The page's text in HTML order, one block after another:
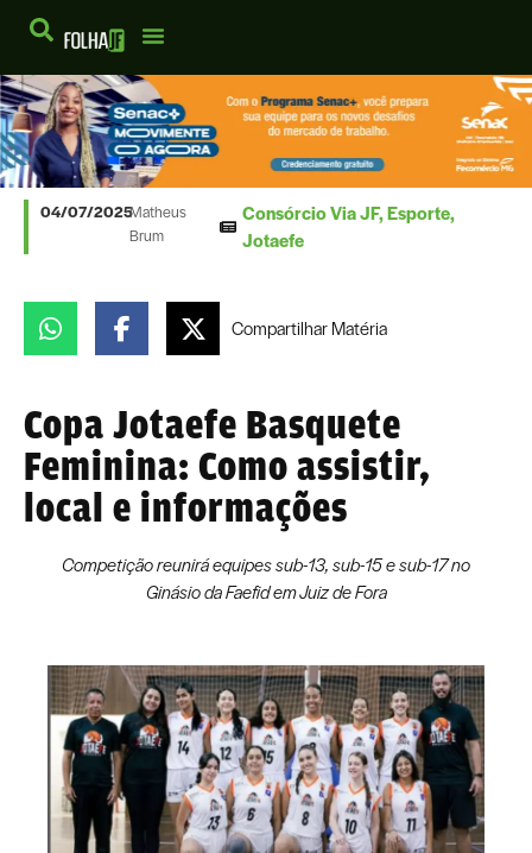
04/07/2025Matheus
Brum
Consórcio Via JF,Esporte,
Jotaefe
CompartilharMatéria
Copa Jotaefe Basquete
Feminina: Como assistir,
local e informações
Competição reunirá equipes sub-13, sub-15 e sub-17 no
Ginásio da Faefid em Juiz de Fora